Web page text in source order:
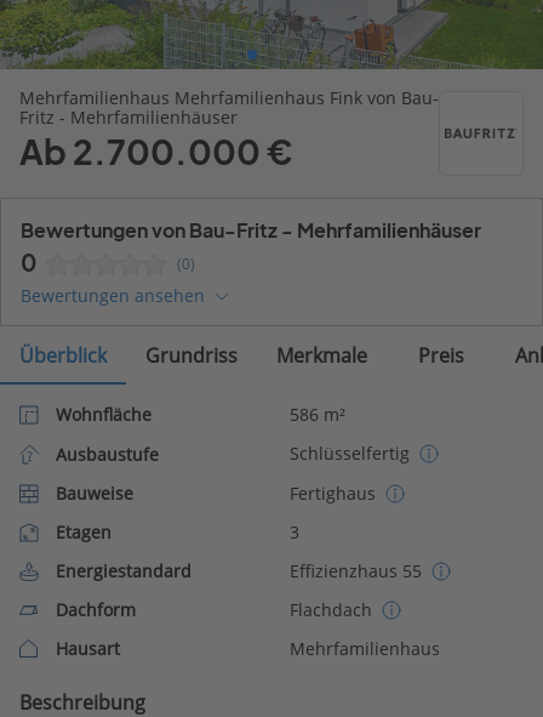
Mehrfamilienhaus Mehrfamilienhaus Fink von Bau-
Fritz - Mehrfamilienhäuser
Ab 2.700.000 €
Bewertungen von Bau-Fritz - Mehrfamilienhäuser
0 (0)
Bewertungen ansehen
Überblick Grundriss Merkmale Preis
Wohnfläche
586 m²
Ausbaustufe
Schlüsselfertig
Bauweise
Fertighaus
Etagen
3
Energiestandard
Effizienzhaus 55
Dachform
Flachdach
Hausart
Mehrfamilienhaus
Beschreibung